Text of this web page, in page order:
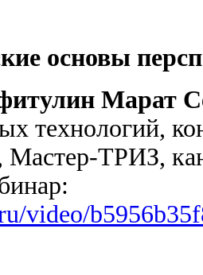
основы
Марат
технологий,
Мастер-ТРИЗ,
video/